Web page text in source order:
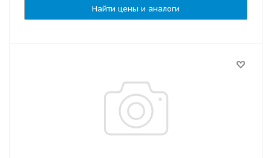
Найти цены и аналоги